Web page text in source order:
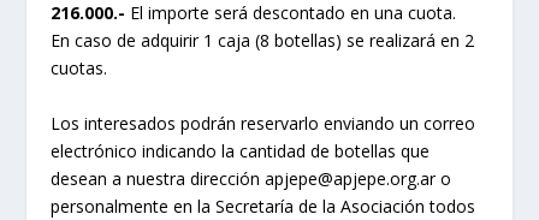
216.000.- El importe será descontado en una cuota.
En caso de adquirir 1 caja (8 botellas) se realizará en 2
cuotas.
Los interesados podrán reservarlo enviando un correo
electrónico indicando la cantidad de botellas que
desean a nuestra dirección apjepe@apjepe.org.ar o
personalmente en la Secretaría de la Asociación todos